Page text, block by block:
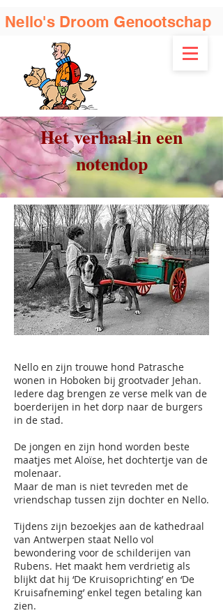
Nello's Droom Genootschap
Het verhaal in een
notendop
Nello en zijn trouwe hond Patrasche
wonen in Hoboken bij grootvader Jehan.
Iedere dag brengen ze verse melk van de
boerderijen in het dorp naar de burgers
in de stad.
De jongen en zijn hond worden beste
maatjes met Aloïse, het dochtertje van de
molenaar.
Maar de man is niet tevreden met de
vriendschap tussen zijn dochter en Nello.
Tijdens zijn bezoekjes aan de kathedraal
van Antwerpen staat Nello vol
bewondering voor de schilderijen van
Rubens. Het maakt hem verdrietig als
blijkt dat hij ‘De Kruisoprichting’ en ‘De
Kruisafneming’ enkel tegen betaling kan
zien.